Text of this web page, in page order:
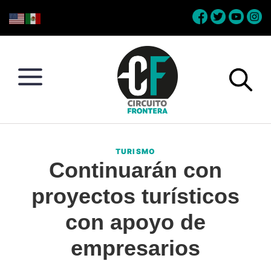
to
to
to
to
Conéctate
la
frontera
TURISMO
Continuarán con
proyectos turísticos
con apoyo de
empresarios